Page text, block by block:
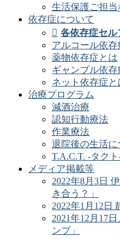
生活保護ご担当
依存症について
各依存症セル
アルコール依存
薬物依存症とは
ギャンブル依存
ネット依存症と
治療プログラム
減酒治療
認知行動療法
作業療法
退院後の生活に
T.A.C.T. -タク
メディア掲載等
2022年8月3日
き合う？」
2022年1月12日
2021年12月17
ンプ」